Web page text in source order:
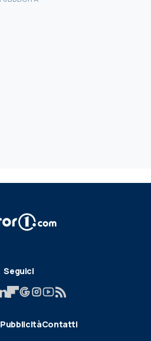
Seguici
PubblicitàContatti